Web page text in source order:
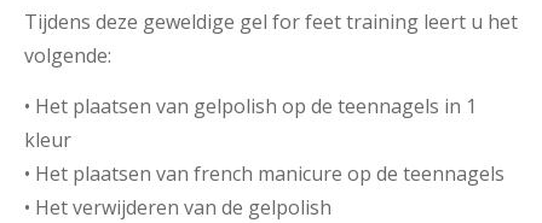
Tijdens deze geweldige gel for feet training leert u het
volgende:
• Het plaatsen van gelpolish op de teennagels in 1
kleur
• Het plaatsen van french manicure op de teennagels
• Het verwijderen van de gelpolish